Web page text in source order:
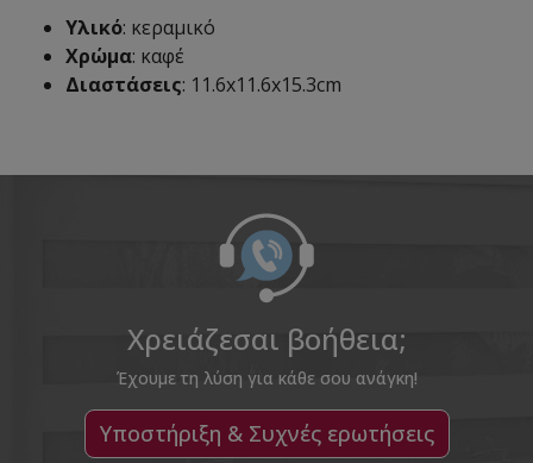
Υλικό: κεραμικό
Χρώμα: καφέ
Διαστάσεις: 11.6x11.6x15.3cm
Χρειάζεσαι βοήθεια;
Έχουμε τη λύση για κάθε σου ανάγκη!
Υποστήριξη & Συχνές ερωτήσεις